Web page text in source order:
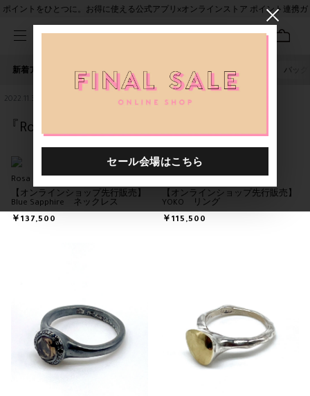
ポイントをひとつに。お得に使える公式アプリ×オンラインストア ポイント連携ガ
新着アイテム 人気ワード セール 40th限定 バッグ
2022.11.30
『Rosa Maria』第二弾のお披露目
Rosa Maria
【オンラインショップ先行販売】
Blue Sapphire ネックレス
￥137,500
【オンラインショップ先行販売】
YOKO リング
￥115,500